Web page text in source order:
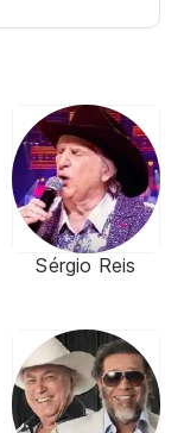
Sérgio Reis